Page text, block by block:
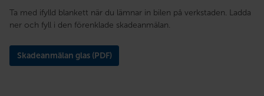
Ta med ifylld blankett när du lämnar in bilen på verkstaden. Ladda
ner och fyll i den förenklade skadeanmälan.
Skadeanmälan glas (PDF)